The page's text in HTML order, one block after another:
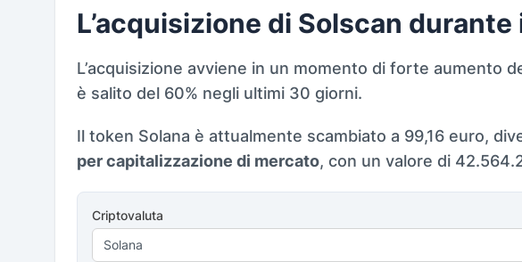
L’acquisizione di Solscan durante
L’acquisizione avviene in un momento di forte aumento
è salito del 60% negli ultimi 30 giorni.
Il token Solana è attualmente scambiato a 99,16 euro,
per capitalizzazione di mercato, con un valore di
Criptovaluta